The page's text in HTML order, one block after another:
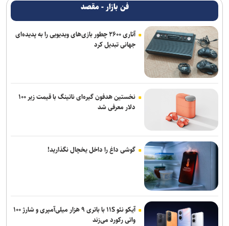
فن بازار - مقصد
آتاری ۲۶۰۰ چطور بازی‌های ویدیویی را به پدیده‌ای
جهانی تبدیل کرد
نخستین هدفون گیره‌ای ناتینگ با قیمت زیر ۱۰۰
دلار معرفی شد
گوشی داغ را داخل یخچال نگذارید!
آیکو نئو ۱۱S با باتری ۹ هزار میلی‌آمپری و شارژ ۱۰۰
واتی رکورد می‌زند